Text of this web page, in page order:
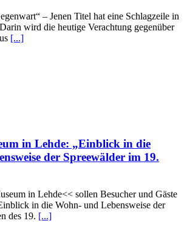
– Jenen Titel hat eine Schlagzeile in
wird die heutige Verachtung gegenüber
[...]
in Lehde: „Einblick in die
der Spreewälder im 19.
in Lehde<< sollen Besucher und Gäste
in die Wohn- und Lebensweise der
des 19. [...]